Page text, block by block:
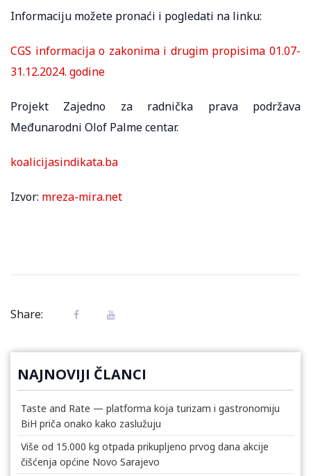
Informaciju možete pronaći i pogledati na linku:
CGS informacija o zakonima i drugim propisima 01.07-
31.12.2024. godine
Projekt Zajedno za radnička prava podržava
Međunarodni Olof Palme centar.
koalicijasindikata.ba
Izvor: mreza-mira.net
Share:
NAJNOVIJI ČLANCI
Taste and Rate — platforma koja turizam i gastronomiju
BiH priča onako kako zaslužuju
Više od 15.000 kg otpada prikupljeno prvog dana akcije
čišćenja općine Novo Sarajevo